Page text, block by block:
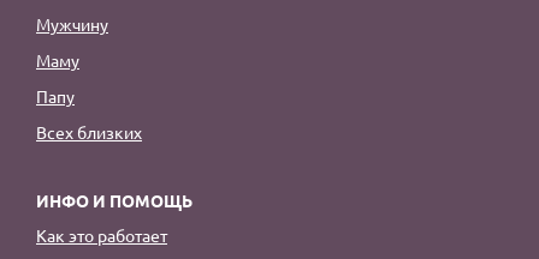
Мужчину
Маму
Папу
Всех близких
ИНФО И ПОМОЩЬ
Как это работает